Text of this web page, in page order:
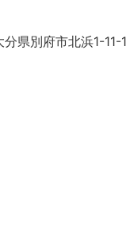
分県別府市北浜1-11-